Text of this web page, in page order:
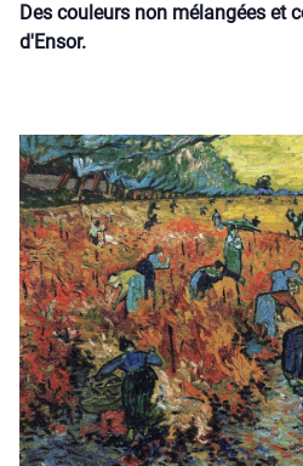
Des couleurs non mélangées et
d'Ensor.